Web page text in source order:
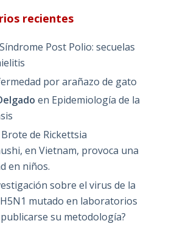
recientes
Síndrome Post Polio: secuelas
por arañazo de gato
en Epidemiología de la
Brote de Rickettsia
en Vietnam, provoca una
en niños.
sobre el virus de la
mutado en laboratorios
su metodología?